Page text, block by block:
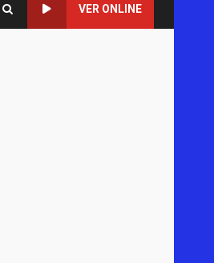
VER ONLINE